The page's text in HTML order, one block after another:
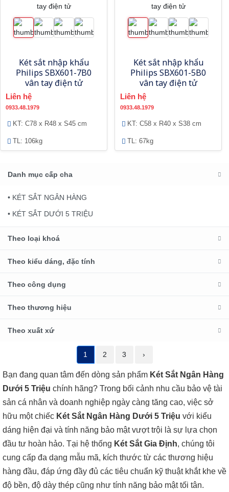
Két sắt nhập khẩu
Philips SBX601-7B0
vân tay điện tử
Liên hệ
0933.48.1979
KT: C78 x R48 x S45 cm
TL: 106kg
Két sắt nhập khẩu
Philips SBX601-5B0
vân tay điện tử
Liên hệ
0933.48.1979
KT: C58 x R40 x S38 cm
TL: 67kg
Danh mục cấp cha
• KÉT SẮT NGÂN HÀNG
• KÉT SẮT DƯỚI 5 TRIỆU
Theo loại khoá
Theo kiểu dáng, đặc tính
Theo công dụng
Theo thương hiệu
Theo xuất xứ
1 2 3 ›
Bạn đang quan tâm đến dòng sản phẩm Két Sắt Ngân Hàng
Dưới 5 Triệu chính hãng? Trong bối cảnh nhu cầu bảo vệ tài
sản cá nhân và doanh nghiệp ngày càng tăng cao, việc sở
hữu một chiếc Két Sắt Ngân Hàng Dưới 5 Triệu với kiểu
dáng hiện đại và tính năng bảo mật vượt trội là sự lựa chọn
đầu tư hoàn hảo. Tại hệ thống Két Sắt Gia Định, chúng tôi
cung cấp đa dạng mẫu mã, kích thước từ các thương hiệu
hàng đầu, đáp ứng đầy đủ các tiêu chuẩn kỹ thuật khắt khe về
độ bền, độ dày thép cũng như tính năng bảo mật tối tân.